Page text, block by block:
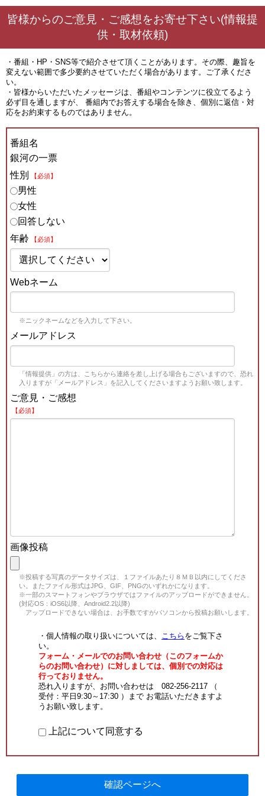
皆様からのご意見・ご感想をお寄せ下さい(情報提
供・取材依頼)
・番組・HP・SNS等で紹介させて頂くことがあります。その際、趣旨を
変えない範囲で多少要約させていただく場合があります。ご了承くださ
い。
・皆様からいただいたメッセージは、番組やコンテンツに役立てるよう
必ず目を通しますが、 番組内でお答えする場合を除き、個別に返信・対
応をお約束するものではありません。
番組名
銀河の一票
性別
【必須】
男性
女性
回答しない
年齢
【必須】
Webネーム
※ニックネームなどを入力して下さい。
メールアドレス
「情報提供」の方は、こちらから連絡を差し上げる場合もございますので、恐れ
入りますが「メールアドレス」を記入してくださいますようお願い致します。
ご意見・ご感想
【必須】
画像投稿
※投稿する写真のデータサイズは、１ファイルあたり８ＭＢ以内にしてくださ
い。またファイル形式はJPG、GIF、PNGのいずれかになります。
※一部のスマートフォンやブラウザではファイルのアップロードができません。
(対応OS：iOS6以降、Android2.2以降)
アップロードできない場合は、お手数ですがパソコンから投稿お願いします。
・個人情報の取り扱いについては、 こちら をご覧下さ
い。
フォーム・メールでのお問い合わせ（このフォームか
らのお問い合わせ）に対しましては、個別での対応は
行っておりません。
恐れ入りますが、お問い合わせは 082-256-2117 （
受付：平日9:30～17:30 ）まで お電話いただきますよ
うお願い致します。
上記について同意する
確認ページへ